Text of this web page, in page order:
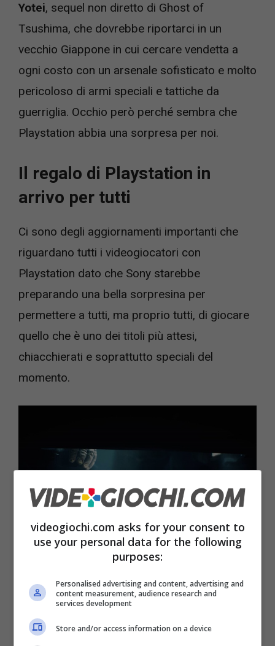
Yotei, sequel non diretto di Ghost of
Tsushima, che dovrebbe riportarci in un
vecchio Giappone in cui cercare vendetta a
ogni costo con un arsenale sofisticato e molto
pericoloso di armi speciali e tattiche da
guerriglia. Occhio però perché sembra che
Playstation abbia una sorpresa per noi.
Il regalo di Playstation in
arrivo per tutti
Ci sono degli aggiornamenti importanti che
riguardano tutti i videogiocatori con
Playstation dato che Sony starebbe
preparando una bella sorpresina per
permettere a tutti, ma proprio tutti, di giocare
quello che è uno dei titoli più attesi,
chiacchierati e soprattutto speciali del
momento.
Nelle ultime ore ha fatto molto rumore quanto
notato dall’utenteReddit Thegoodgamer32
videogiochi.com asks for your consent to
use your personal data for the following
purposes:
Personalised advertising and content, advertising and
content measurement, audience research and
services development
Store and/or access information on a device